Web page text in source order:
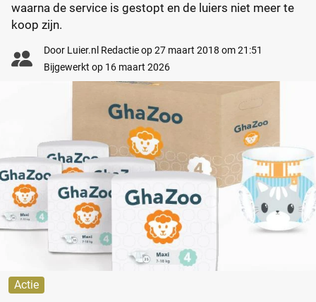
waarna de service is gestopt en de luiers niet meer te
koop zijn.
Door Luier.nl Redactieop27 maart 2018 om 21:51
Bijgewerkt op 16 maart 2026
Actie